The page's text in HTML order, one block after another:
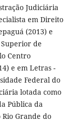
Judiciária
em Direito
(2013) e
de
Centro
e em Letras -
Federal do
lotada como
Pública da
Grande do